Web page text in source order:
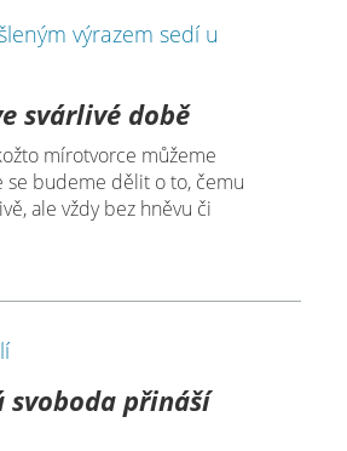
svárlivé době
mírotvorce můžeme
se budeme dělit o to, čemu
ale vždy bez hněvu či
svoboda přináší